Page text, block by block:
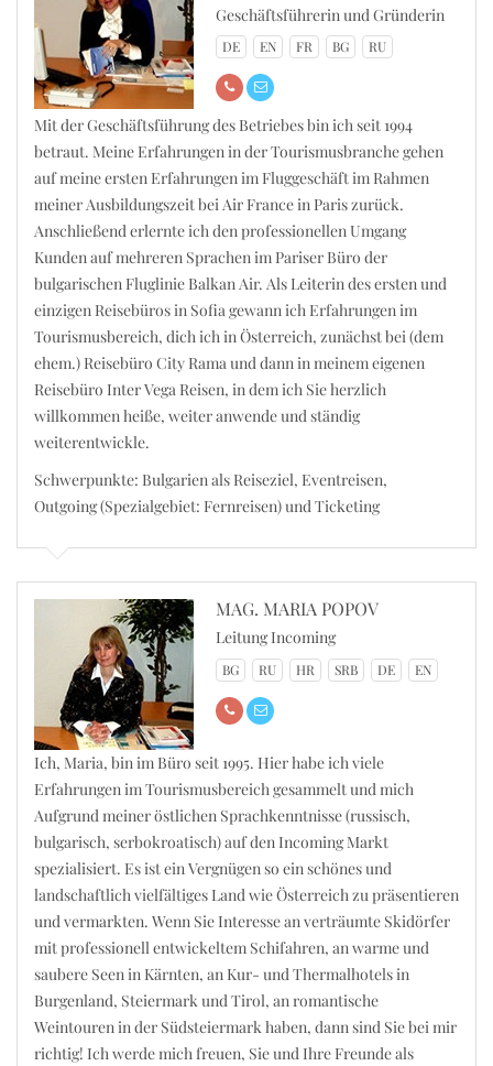
Geschäftsführerin und Gründerin
DE EN FR BG RU
Mit der Geschäftsführung des Betriebes bin ich seit 1994
betraut. Meine Erfahrungen in der Tourismusbranche gehen
auf meine ersten Erfahrungen im Fluggeschäft im Rahmen
meiner Ausbildungszeit bei Air France in Paris zurück.
Anschließend erlernte ich den professionellen Umgang
Kunden auf mehreren Sprachen im Pariser Büro der
bulgarischen Fluglinie Balkan Air. Als Leiterin des ersten und
einzigen Reisebüros in Sofia gewann ich Erfahrungen im
Tourismusbereich, dich ich in Österreich, zunächst bei (dem
ehem.) Reisebüro City Rama und dann in meinem eigenen
Reisebüro Inter Vega Reisen, in dem ich Sie herzlich
willkommen heiße, weiter anwende und ständig
weiterentwickle.
Schwerpunkte: Bulgarien als Reiseziel, Eventreisen,
Outgoing (Spezialgebiet: Fernreisen) und Ticketing
MAG. MARIA POPOV
Leitung Incoming
BG RU HR SRB DE EN
Ich, Maria, bin im Büro seit 1995. Hier habe ich viele
Erfahrungen im Tourismusbereich gesammelt und mich
Aufgrund meiner östlichen Sprachkenntnisse (russisch,
bulgarisch, serbokroatisch) auf den Incoming Markt
spezialisiert. Es ist ein Vergnügen so ein schönes und
landschaftlich vielfältiges Land wie Österreich zu präsentieren
und vermarkten. Wenn Sie Interesse an verträumte Skidörfer
mit professionell entwickeltem Schifahren, an warme und
saubere Seen in Kärnten, an Kur- und Thermalhotels in
Burgenland, Steiermark und Tirol, an romantische
Weintouren in der Südsteiermark haben, dann sind Sie bei mir
richtig! Ich werde mich freuen, Sie und Ihre Freunde als